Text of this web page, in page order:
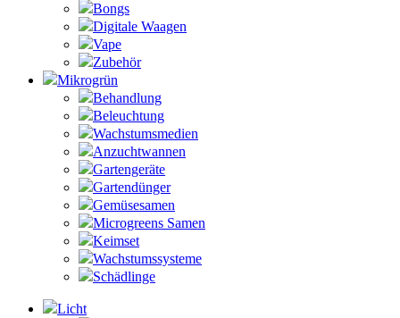
Bongs
Digitale Waagen
Vape
Zubehör
Mikrogrün
Behandlung
Beleuchtung
Wachstumsmedien
Anzuchtwannen
Gartengeräte
Gartendünger
Gemüsesamen
Microgreens Samen
Keimset
Wachstumssysteme
Schädlinge
Licht